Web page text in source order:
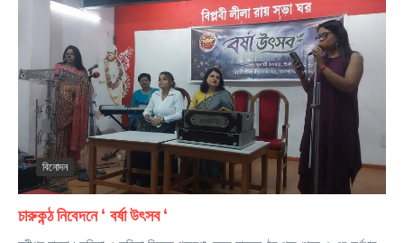
বিনোদন
চারুকন্ঠ নিবেদনে ‘ বর্ষা উৎসব ‘